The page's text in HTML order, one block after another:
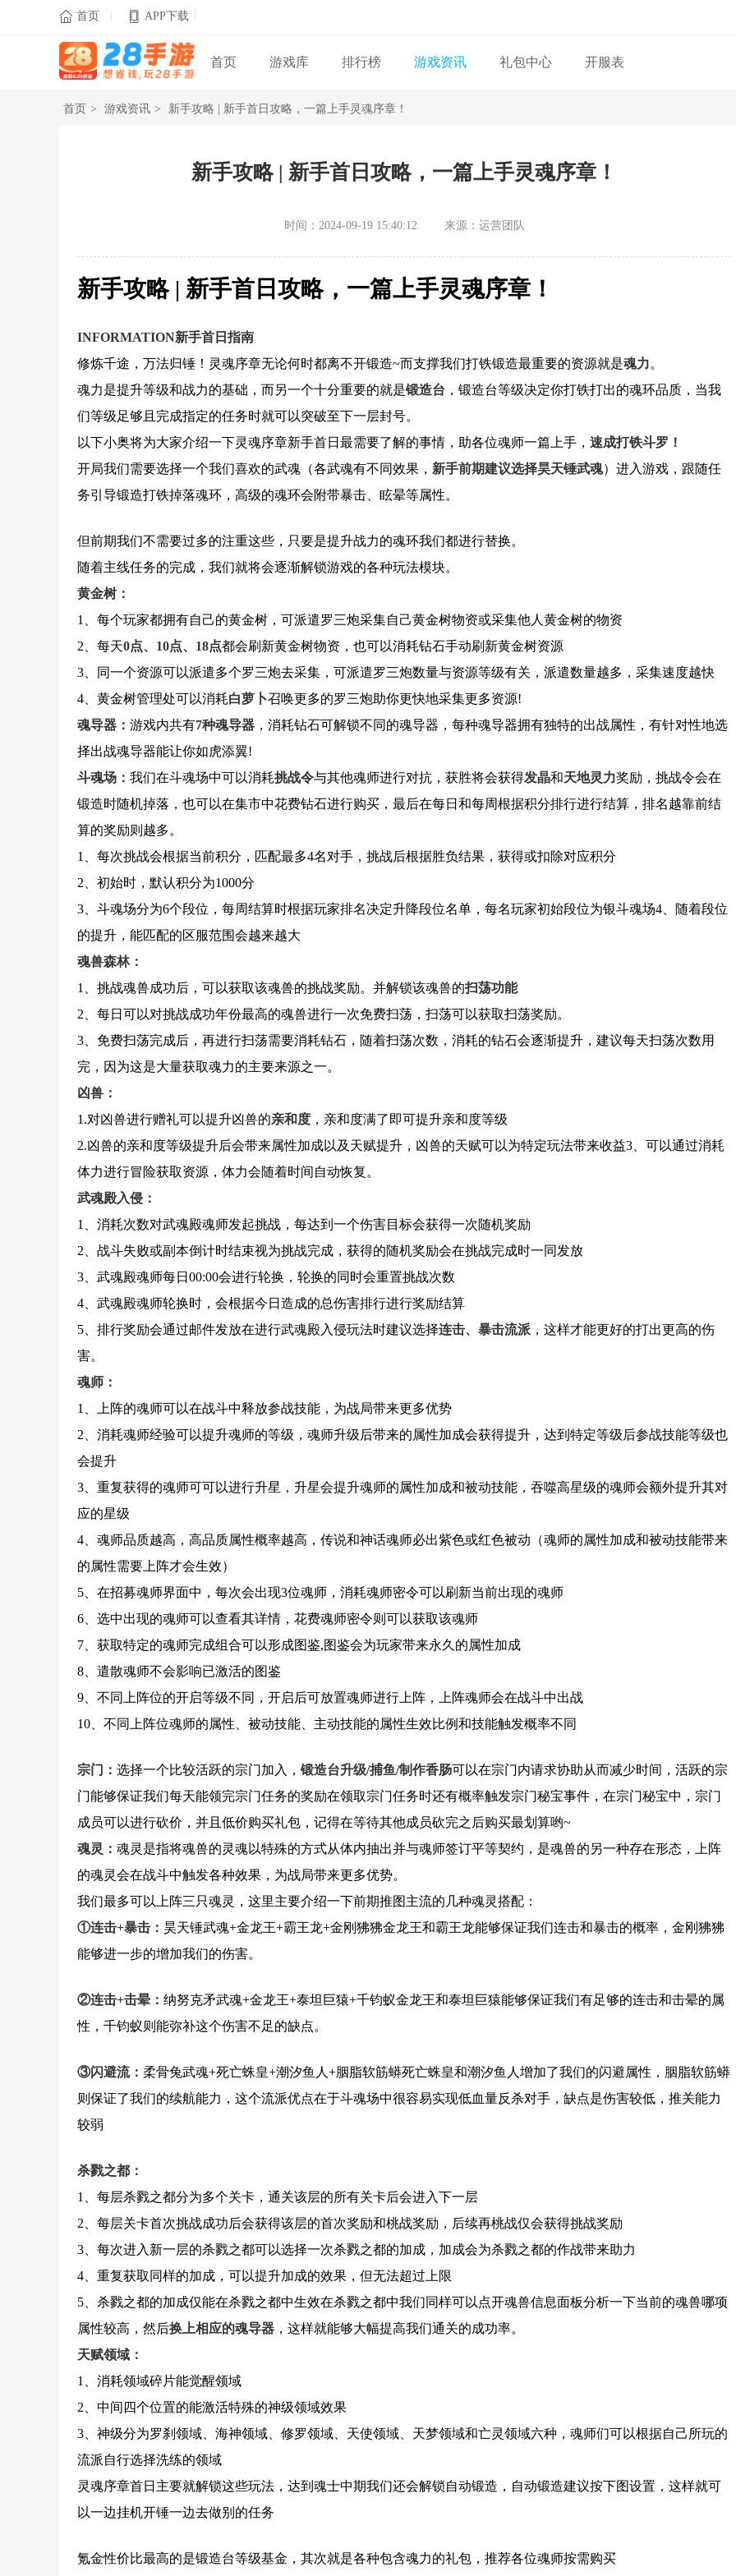
 首页 APP下载
首页 游戏库 排行榜 游戏资讯 礼包中心 开服表
首页 > 游戏资讯 > 新手攻略 | 新手首日攻略，一篇上手灵魂序章！
新手攻略 | 新手首日攻略，一篇上手灵魂序章！
时间：2024-09-19 15:40:12 来源：运营团队
新手攻略 | 新手首日攻略，一篇上手灵魂序章！
INFORMATION新手首日指南
修炼千途，万法归锤！灵魂序章无论何时都离不开锻造~而支撑我们打铁锻造最重要的资源就是魂力。
魂力是提升等级和战力的基础，而另一个十分重要的就是锻造台 ，锻造台等级决定你打铁打出的魂环品质，当我
们等级足够且完成指定的任务时就可以突破至下一层封号。
以下小奥将为大家介绍一下灵魂序章新手首日最需要了解的事情，助各位魂师一篇上手， 速成打铁斗罗！
开局我们需要选择一个我们喜欢的武魂（各武魂有不同效果， 新手前期建议选择昊天锤武魂）进入游戏，跟随任
务引导锻造打铁掉落魂环，高级的魂环会附带暴击、眩晕等属性。
但前期我们不需要过多的注重这些，只要是提升战力的魂环我们都进行替换。
随着主线任务的完成，我们就将会逐渐解锁游戏的各种玩法模块。
黄金树：
1、每个玩家都拥有自己的黄金树，可派遣罗三炮采集自己黄金树物资或采集他人黄金树的物资
2、每天0点、10点、18点都会刷新黄金树物资，也可以消耗钻石手动刷新黄金树资源
3、同一个资源可以派遣多个罗三炮去采集，可派遣罗三炮数量与资源等级有关，派遣数量越多，采集速度越快
4、黄金树管理处可以消耗白萝卜召唤更多的罗三炮助你更快地采集更多资源!
魂导器： 游戏内共有7种魂导器 ，消耗钻石可解锁不同的魂导器，每种魂导器拥有独特的出战属性，有针对性地选
择出战魂导器能让你如虎添翼!
斗魂场： 我们在斗魂场中可以消耗挑战令与其他魂师进行对抗，获胜将会获得发晶和天地灵力奖励，挑战令会在
锻造时随机掉落，也可以在集市中花费钻石进行购买，最后在每日和每周根据积分排行进行结算，排名越靠前结
算的奖励则越多。
1、每次挑战会根据当前积分，匹配最多4名对手，挑战后根据胜负结果，获得或扣除对应积分
2、初始时，默认积分为1000分
3、斗魂场分为6个段位，每周结算时根据玩家排名决定升降段位名单，每名玩家初始段位为银斗魂场4、随着段位
的提升，能匹配的区服范围会越来越大
魂兽森林：
1、挑战魂兽成功后，可以获取该魂兽的挑战奖励。并解锁该魂兽的扫荡功能
2、每日可以对挑战成功年份最高的魂兽进行一次免费扫荡，扫荡可以获取扫荡奖励。
3、免费扫荡完成后，再进行扫荡需要消耗钻石，随着扫荡次数，消耗的钻石会逐渐提升，建议每天扫荡次数用
完，因为这是大量获取魂力的主要来源之一。
凶兽：
1.对凶兽进行赠礼可以提升凶兽的亲和度 ，亲和度满了即可提升亲和度等级
2.凶兽的亲和度等级提升后会带来属性加成以及天赋提升，凶兽的天赋可以为特定玩法带来收益3、可以通过消耗
体力进行冒险获取资源，体力会随着时间自动恢复。
武魂殿入侵：
1、消耗次数对武魂殿魂师发起挑战，每达到一个伤害目标会获得一次随机奖励
2、战斗失败或副本倒计时结束视为挑战完成，获得的随机奖励会在挑战完成时一同发放
3、武魂殿魂师每日00:00会进行轮换，轮换的同时会重置挑战次数
4、武魂殿魂师轮换时，会根据今日造成的总伤害排行进行奖励结算
5、排行奖励会通过邮件发放在进行武魂殿入侵玩法时建议选择连击、暴击流派 ，这样才能更好的打出更高的伤
害。
魂师：
1、上阵的魂师可以在战斗中释放参战技能，为战局带来更多优势
2、消耗魂师经验可以提升魂师的等级，魂师升级后带来的属性加成会获得提升，达到特定等级后参战技能等级也
会提升
3、重复获得的魂师可可以进行升星，升星会提升魂师的属性加成和被动技能，吞噬高星级的魂师会额外提升其对
应的星级
4、魂师品质越高，高品质属性概率越高，传说和神话魂师必出紫色或红色被动（魂师的属性加成和被动技能带来
的属性需要上阵才会生效）
5、在招募魂师界面中，每次会出现3位魂师，消耗魂师密令可以刷新当前出现的魂师
6、选中出现的魂师可以查看其详情，花费魂师密令则可以获取该魂师
7、获取特定的魂师完成组合可以形成图鉴,图鉴会为玩家带来永久的属性加成
8、遣散魂师不会影响已激活的图鉴
9、不同上阵位的开启等级不同，开启后可放置魂师进行上阵，上阵魂师会在战斗中出战
10、不同上阵位魂师的属性、被动技能、主动技能的属性生效比例和技能触发概率不同
宗门： 选择一个比较活跃的宗门加入， 锻造台升级/捕鱼/制作香肠可以在宗门内请求协助从而减少时间，活跃的宗
门能够保证我们每天能领完宗门任务的奖励在领取宗门任务时还有概率触发宗门秘宝事件，在宗门秘宝中，宗门
成员可以进行砍价，并且低价购买礼包，记得在等待其他成员砍完之后购买最划算哟~
魂灵： 魂灵是指将魂兽的灵魂以特殊的方式从体内抽出并与魂师签订平等契约，是魂兽的另一种存在形态，上阵
的魂灵会在战斗中触发各种效果，为战局带来更多优势。
我们最多可以上阵三只魂灵，这里主要介绍一下前期推图主流的几种魂灵搭配：
①连击+暴击： 昊天锤武魂+金龙王+霸王龙+金刚狒狒金龙王和霸王龙能够保证我们连击和暴击的概率，金刚狒狒
能够进一步的增加我们的伤害。
②连击+击晕： 纳努克矛武魂+金龙王+泰坦巨猿+千钧蚁金龙王和泰坦巨猿能够保证我们有足够的连击和击晕的属
性，千钧蚁则能弥补这个伤害不足的缺点。
③闪避流： 柔骨兔武魂+死亡蛛皇+潮汐鱼人+胭脂软筋蟒死亡蛛皇和潮汐鱼人增加了我们的闪避属性，胭脂软筋蟒
则保证了我们的续航能力，这个流派优点在于斗魂场中很容易实现低血量反杀对手，缺点是伤害较低，推关能力
较弱
杀戮之都：
1、每层杀戮之都分为多个关卡，通关该层的所有关卡后会进入下一层
2、每层关卡首次挑战成功后会获得该层的首次奖励和桃战奖励，后续再桃战仅会获得挑战奖励
3、每次进入新一层的杀戮之都可以选择一次杀戮之都的加成，加成会为杀戮之都的作战带来助力
4、重复获取同样的加成，可以提升加成的效果，但无法超过上限
5、杀戮之都的加成仅能在杀戮之都中生效在杀戮之都中我们同样可以点开魂兽信息面板分析一下当前的魂兽哪项
属性较高，然后换上相应的魂导器 ，这样就能够大幅提高我们通关的成功率。
天赋领域：
1、消耗领域碎片能觉醒领域
2、中间四个位置的能激活特殊的神级领域效果
3、神级分为罗刹领域、海神领域、修罗领域、天使领域、天梦领域和亡灵领域六种，魂师们可以根据自己所玩的
流派自行选择洗练的领域
灵魂序章首日主要就解锁这些玩法，达到魂士中期我们还会解锁自动锻造，自动锻造建议按下图设置，这样就可
以一边挂机开锤一边去做别的任务
氪金性价比最高的是锻造台等级基金，其次就是各种包含魂力的礼包，推荐各位魂师按需购买